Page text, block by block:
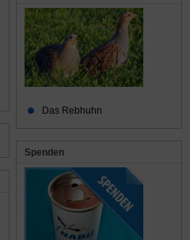
Das Rebhuhn
Spenden